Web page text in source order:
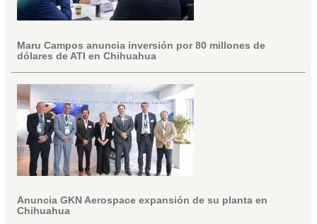
Maru Campos anuncia inversión por 80 millones de
dólares de ATI en Chihuahua
Anuncia GKN Aerospace expansión de su planta en
Chihuahua